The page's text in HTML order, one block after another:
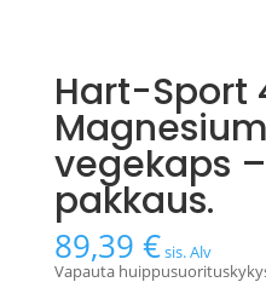
Hart-Sport
vegekaps
pakkaus.
89,39 €sis. Alv
Vapauta